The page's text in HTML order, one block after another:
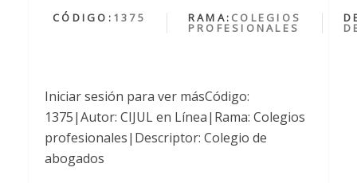
CÓDIGO: 1375 RAMA: COLEGIOS
PROFESIONALES
Iniciar sesión para ver másCódigo:
1375|Autor: CIJUL en Línea|Rama: Colegios
profesionales|Descriptor: Colegio de
abogados